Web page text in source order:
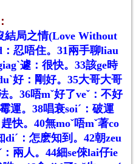
結局之情(Love Without
忍唔住。31兩手聊liau
遽：很快。33該ge時
好：剛好。35大哥大哥
。36唔mˇ好了veˇ：不好
運。38唱衰soiˊ：破運
快。40無moˇ唔mˇ著co
diˊ：怎麽知到。42朝zeu
：兩人。44細se倈lai仔ie